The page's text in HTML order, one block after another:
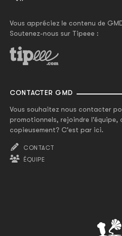
Vous appréciez le contenu de
Soutenez-nous sur Tipeee :
CONTACTER GMD
Vous souhaitez nous contacter
promotionnels, rejoindre l'équipe,
copieusement? C'est par ici.
CONTACT
ÉQUIPE